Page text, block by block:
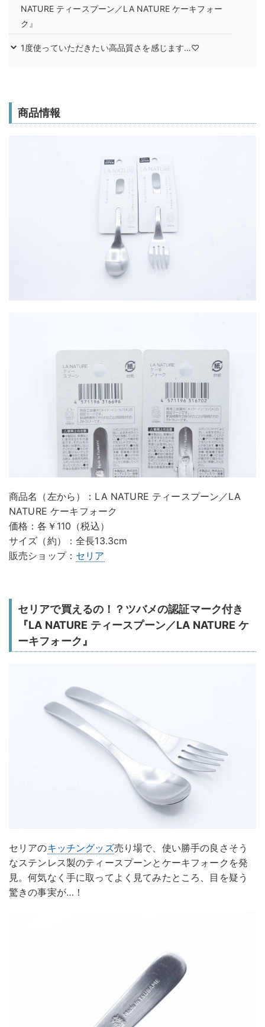
NATURE ティースプーン／LA NATURE ケーキフォー
ク』
1度使っていただきたい高品質さを感じます…♡
商品情報
商品名（左から）：LA NATURE ティースプーン／LA
NATURE ケーキフォーク
価格：各￥110（税込）
サイズ（約）：全長13.3cm
販売ショップ： セリア
セリアで買えるの！？ツバメの認証マーク付き
『LA NATURE ティースプーン／LA NATURE ケ
ーキフォーク』
セリアのキッチングッズ売り場で、使い勝手の良さそう
なステンレス製のティースプーンとケーキフォークを発
見。何気なく手に取ってよく見てみたところ、目を疑う
驚きの事実が…！